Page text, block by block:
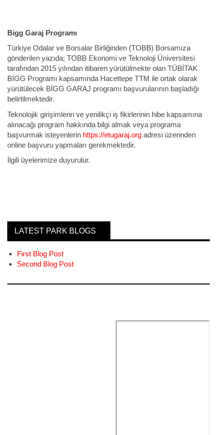
Bigg Garaj Programı
Türkiye Odalar ve Borsalar Birliğinden (TOBB) Borsamıza
gönderilen yazıda; TOBB Ekonomi ve Teknoloji Üniversitesi
tarafından 2015 yılından itibaren yürütülmekte olan TÜBİTAK
BİGG Programı kapsamında Hacettepe TTM ile ortak olarak
yürütülecek BİGG GARAJ programı başvurularının başladığı
belirtilmektedir.
Teknolojik girişimlerin ve yenilikçi iş fikirlerinin hibe kapsamına
alınacağı program hakkında bilgi almak veya programa
başvurmak isteyenlerin https://etugaraj.org adresi üzerinden
online başvuru yapmaları gerekmektedir.
İlgili üyelerimize duyurulur.
LATEST PARK BLOGS
First Blog Post
Second Blog Post